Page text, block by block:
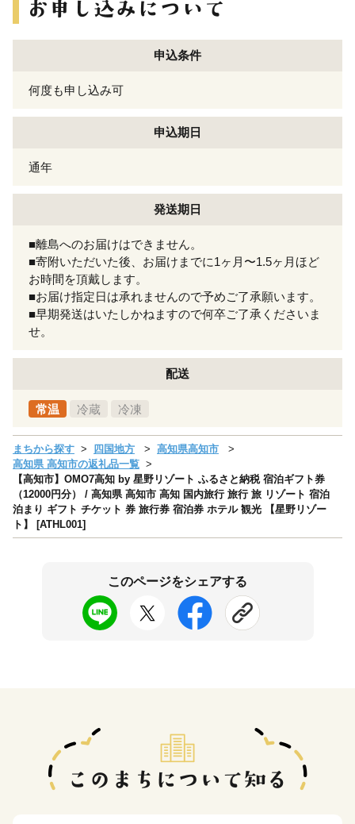
申込条件
何度も申し込み可
申込期日
通年
発送期日
■離島へのお届けはできません。
■寄附いただいた後、お届けまでに1ヶ月〜1.5ヶ月ほど
お時間を頂戴します。
■お届け指定日は承れませんので予めご了承願います。
■早期発送はいたしかねますので何卒ご了承くださいま
せ。
配送
常温 冷蔵 冷凍
まちから探す 四国地方
高知県高知市
高知県 高知市の返礼品一覧
【高知市】OMO7高知 by 星野リゾート ふるさと納税 宿泊ギフト券
（12000円分） / 高知県 高知市 高知 国内旅行 旅行 旅 リゾート 宿泊
泊まり ギフト チケット 券 旅行券 宿泊券 ホテル 観光 【星野リゾー
ト】 [ATHL001]
このページをシェアする